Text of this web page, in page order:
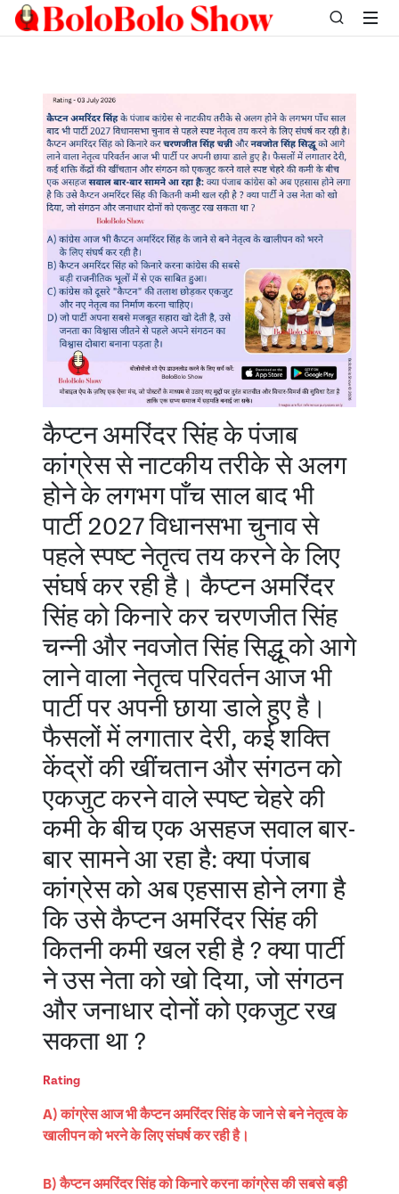
कैप्टन अमरिंदर सिंह के पंजाब
कांग्रेस से नाटकीय तरीके से अलग
होने के लगभग पाँच साल बाद भी
पार्टी 2027 विधानसभा चुनाव से
पहले स्पष्ट नेतृत्व तय करने के लिए
संघर्ष कर रही है। कैप्टन अमरिंदर
सिंह को किनारे कर चरणजीत सिंह
चन्नी और नवजोत सिंह सिद्धू को आगे
लाने वाला नेतृत्व परिवर्तन आज भी
पार्टी पर अपनी छाया डाले हुए है।
फैसलों में लगातार देरी, कई शक्ति
केंद्रों की खींचतान और संगठन को
एकजुट करने वाले स्पष्ट चेहरे की
कमी के बीच एक असहज सवाल बार-
बार सामने आ रहा है: क्या पंजाब
कांग्रेस को अब एहसास होने लगा है
कि उसे कैप्टन अमरिंदर सिंह की
कितनी कमी खल रही है ? क्या पार्टी
ने उस नेता को खो दिया, जो संगठन
और जनाधार दोनों को एकजुट रख
सकता था ?
Rating
A) कांग्रेस आज भी कैप्टन अमरिंदर सिंह के जाने से बने नेतृत्व के
खालीपन को भरने के लिए संघर्ष कर रही है।
B) कैप्टन अमरिंदर सिंह को किनारे करना कांग्रेस की सबसे बड़ी